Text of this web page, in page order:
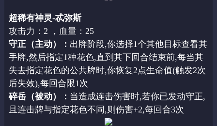
超稀有神灵-忒弥斯
攻击力：2 ，血量：25
守正（主动）： 出牌阶段,你选择1个其他目标查看其
手牌,然后指定1种花色,直到其下回合结束前,每当其
失去指定花色的公共牌时,你恢复2点生命值(触发2次
后失效),每回合限1次
碎岳（被动）： 当造成连击伤害时,若你已发动守正,
且连击牌与指定花色不同,则伤害+2,每回合3次